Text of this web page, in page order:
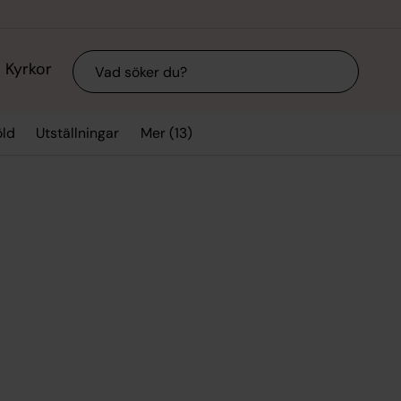
Kyrkor Sök
Utställningar Mer (13)